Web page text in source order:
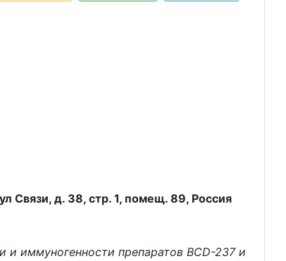
Связи, д. 38, стр. 1, помещ. 89, Россия
и иммуногенности препаратов BCD-237 и